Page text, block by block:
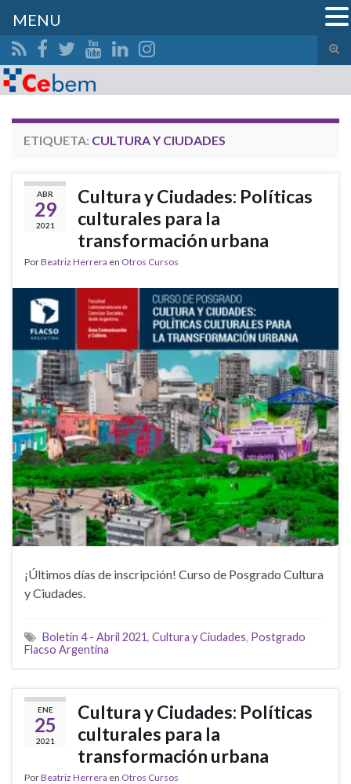
el
Search for:
ETIQUETA: CULTURA Y CIUDADES
ABR
29
2021
Cultura y Ciudades: Políticas
culturales para la
transformación urbana
PorBeatriz Herrera en Otros Cursos
¡Últimos días de inscripción! Curso de Posgrado Cultura
y Ciudades.
Boletín 4 - Abril 2021, Cultura y Ciudades, Postgrado
Flacso Argentina
ENE
25
2021
Cultura y Ciudades: Políticas
culturales para la
transformación urbana
PorBeatriz Herrera en Otros Cursos
MENU